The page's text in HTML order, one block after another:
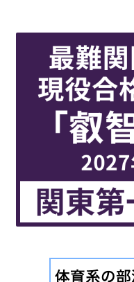
最近見た学校
順天堂大学系属理数イ
ブックマークした学校